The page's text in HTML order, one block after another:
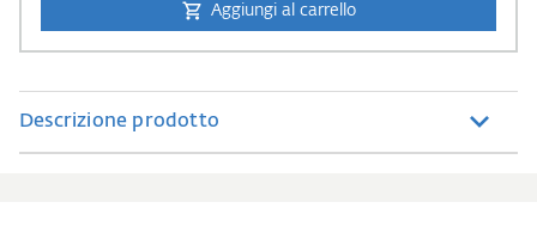
Aggiungi al carrello
Descrizione prodotto